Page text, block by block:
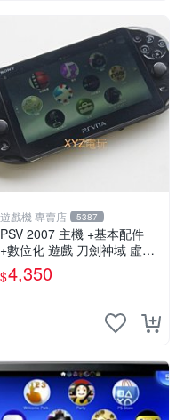
遊戲機 專賣店 5387
PSV 2007 主機 +基本配件
+數位化 遊戲 刀劍神域 虛空
幻界 保修一年
$4,350